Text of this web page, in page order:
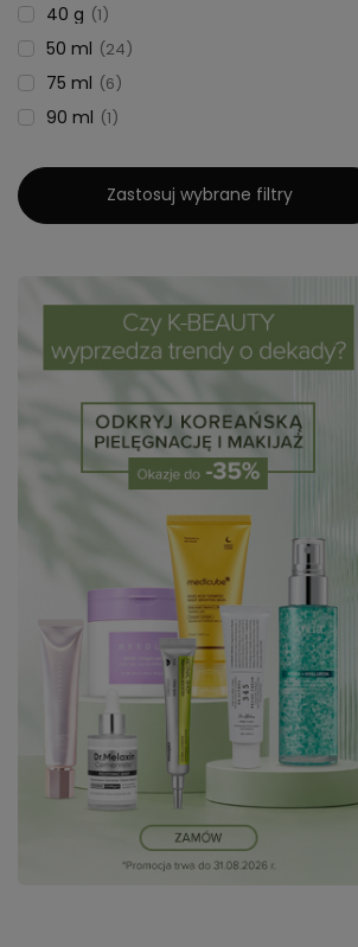
40 g 1
50 ml 24
75 ml 6
90 ml 1
Zastosuj wybrane filtry